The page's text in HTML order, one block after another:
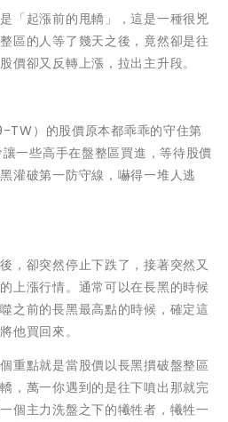
「起漲前的甩轎」，這是一種很兇
區的人等了幾天之後，竟然卻是往
價卻又反轉上漲，拉出主升段。
TW）的股價原本都乖乖的守住第
一些高手在盤整區買進，等待股價
灌破第一防守線，嚇得一堆人逃
，卻突然停止下跌了，接著突然又
上漲行情。通常可以在長黑的時候
之前的長黑最高點的時候，確定這
他買回來。
重點就是當股價以長黑摜破盤整區
，萬一你遇到的是往下噴出那就完
個主力洗盤之下的犧牲者，犧牲一